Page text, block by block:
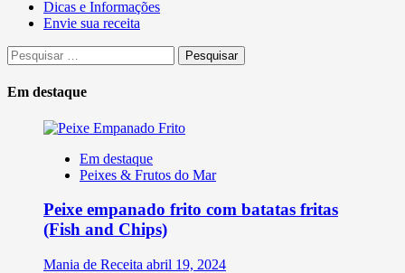
Dicas e Informações
Envie sua receita
Pesquisar
por:
Em destaque
Em destaque
Peixes & Frutos do Mar
Peixe empanado frito com batatas fritas
(Fish and Chips)
Mania de Receita abril 19, 2024